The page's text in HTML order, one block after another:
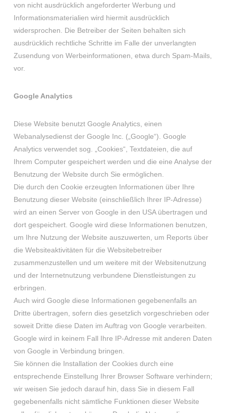
von nicht ausdrücklich angeforderter Werbung und
Informationsmaterialien wird hiermit ausdrücklich
widersprochen. Die Betreiber der Seiten behalten sich
ausdrücklich rechtliche Schritte im Falle der unverlangten
Zusendung von Werbeinformationen, etwa durch Spam-Mails,
vor.
Google Analytics
Diese Website benutzt Google Analytics, einen
Webanalysedienst der Google Inc. („Google“). Google
Analytics verwendet sog. „Cookies“, Textdateien, die auf
Ihrem Computer gespeichert werden und die eine Analyse der
Benutzung der Website durch Sie ermöglichen.
Die durch den Cookie erzeugten Informationen über Ihre
Benutzung dieser Website (einschließlich Ihrer IP-Adresse)
wird an einen Server von Google in den USA übertragen und
dort gespeichert. Google wird diese Informationen benutzen,
um Ihre Nutzung der Website auszuwerten, um Reports über
die Websiteaktivitäten für die Websitebetreiber
zusammenzustellen und um weitere mit der Websitenutzung
und der Internetnutzung verbundene Dienstleistungen zu
erbringen.
Auch wird Google diese Informationen gegebenenfalls an
Dritte übertragen, sofern dies gesetzlich vorgeschrieben oder
soweit Dritte diese Daten im Auftrag von Google verarbeiten.
Google wird in keinem Fall Ihre IP-Adresse mit anderen Daten
von Google in Verbindung bringen.
Sie können die Installation der Cookies durch eine
entsprechende Einstellung Ihrer Browser Software verhindern;
wir weisen Sie jedoch darauf hin, dass Sie in diesem Fall
gegebenenfalls nicht sämtliche Funktionen dieser Website